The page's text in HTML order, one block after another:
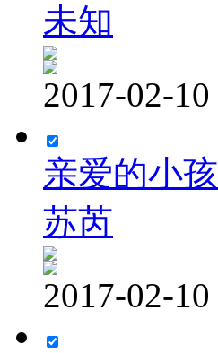
未知
2017-02-10
亲爱的小孩
苏芮
2017-02-10